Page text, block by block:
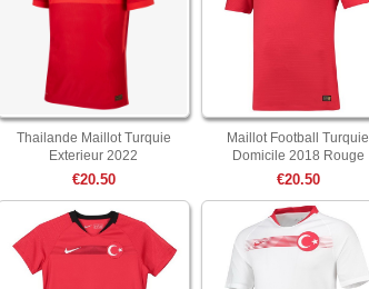
Thailande Maillot Turquie
Exterieur 2022
€20.50
Maillot Football Turquie
Domicile 2018 Rouge
€20.50